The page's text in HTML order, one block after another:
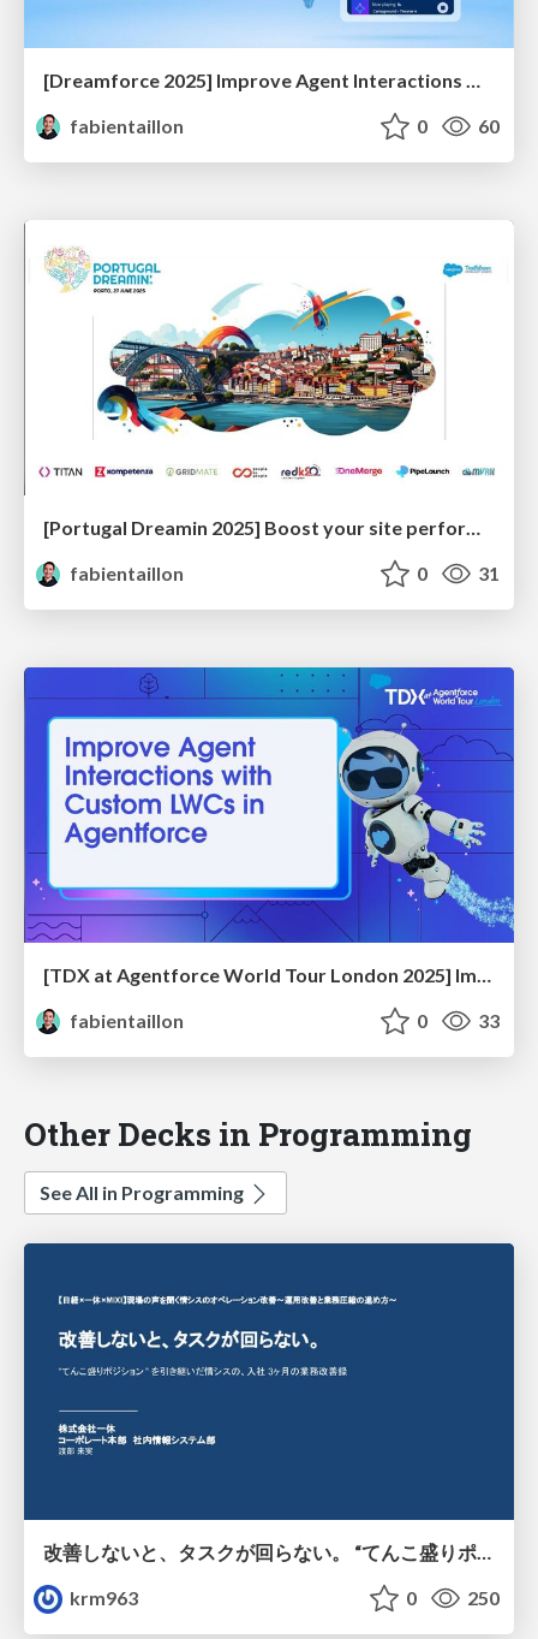
fabientaillon
0 60
[Portugal Dreamin 2025] Boost your site performance with Experience Delivery for LWR
fabientaillon
0 31
[TDX at Agentforce World Tour London 2025] Improve Agent Interactions with Custom LWCs in Agentforce
fabientaillon
0 33
Other Decks in Programming
See All in Programming
krm963
0 250